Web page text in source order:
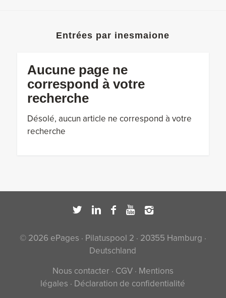
Entrées par inesmaione
Aucune page ne
correspond à votre
recherche
Désolé, aucun article ne correspond à votre
recherche
© 2026 ePages · Pilatuspool 2 · 20355 Hamburg ·
Deutschland
Nous contacter · CGV· Mentions
légales · Déclaration de confidentialité